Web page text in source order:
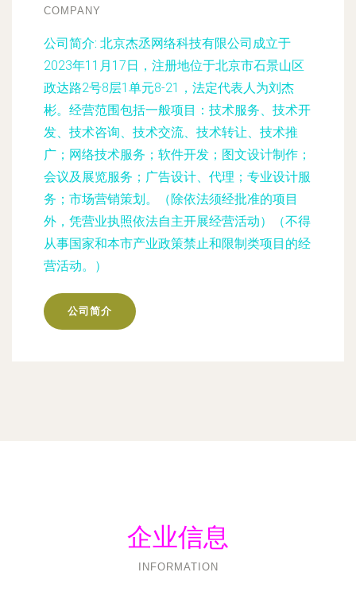
COMPANY
公司简介: 北京杰丞网络科技有限公司成立于
2023年11月17日，注册地位于北京市石景山区
政达路2号8层1单元8-21，法定代表人为刘杰
彬。经营范围包括一般项目：技术服务、技术开
发、技术咨询、技术交流、技术转让、技术推
广；网络技术服务；软件开发；图文设计制作；
会议及展览服务；广告设计、代理；专业设计服
务；市场营销策划。（除依法须经批准的项目
外，凭营业执照依法自主开展经营活动）（不得
从事国家和本市产业政策禁止和限制类项目的经
营活动。）
公司简介
企业信息
INFORMATION